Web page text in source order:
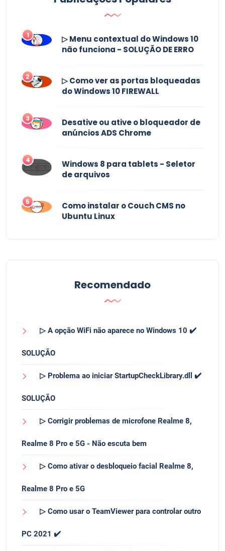
1
▷ Menu contextual do Windows 10
não funciona - SOLUÇÃO DE ERRO
2
▷ Como ver as portas bloqueadas
do Windows 10 FIREWALL
3
Desative ou ative o bloqueador de
anúncios ADS Chrome
4
Windows 8 para tablets - Seletor
de arquivos
5
Como instalar o Couch CMS no
Ubuntu Linux
Recomendado
▷ A opção WiFi não aparece no Windows 10 ✔️
SOLUÇÃO
▷ Problema ao iniciar StartupCheckLibrary.dll ✔️
SOLUÇÃO
▷ Corrigir problemas de microfone Realme 8,
Realme 8 Pro e 5G - Não escuta bem
▷ Como ativar o desbloqueio facial Realme 8,
Realme 8 Pro e 5G
▷ Como usar o TeamViewer para controlar outro
PC 2021 ✔️